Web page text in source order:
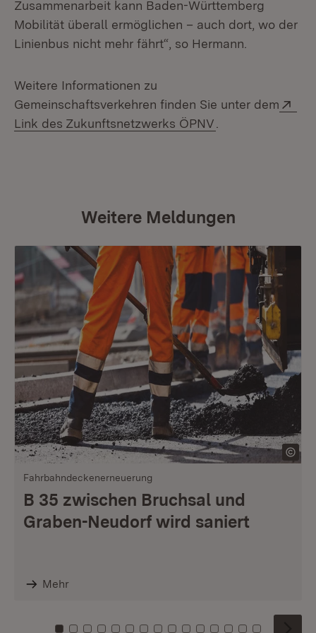
Zusammenarbeit kann Baden-Württemberg
Mobilität überall ermöglichen – auch dort, wo der
Linienbus nicht mehr fährt“, so Hermann.
Weitere Informationen zu
Gemeinschaftsverkehren finden Sie unter dem
Link des Zukunftsnetzwerks ÖPNV
Weitere Meldungen
Fahrbahndeckenerneuerung
B 35 zwischen Bruchsal und
Graben-Neudorf wird saniert
Mehr